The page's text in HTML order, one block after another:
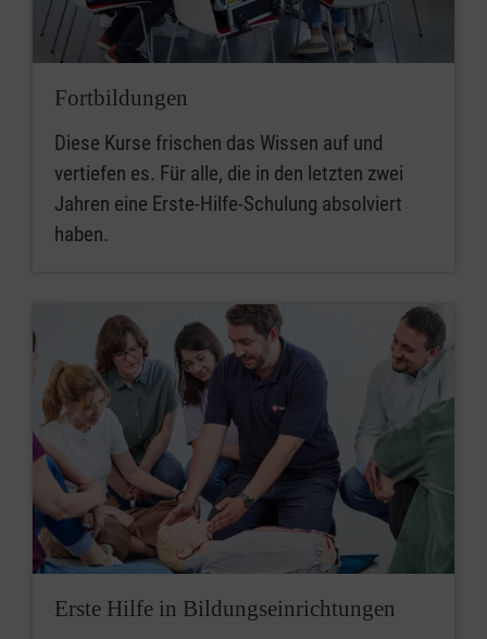
Fortbildungen
Diese Kurse frischen das Wissen auf und
vertiefen es. Für alle, die in den letzten zwei
Jahren eine Erste-Hilfe-Schulung absolviert
haben.
Erste Hilfe in Bildungseinrichtungen